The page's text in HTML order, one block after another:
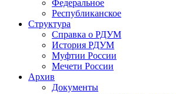
Федеральное
Республиканское
Структура
Справка о РДУМ
История РДУМ
Муфтии России
Мечети России
Архив
Документы